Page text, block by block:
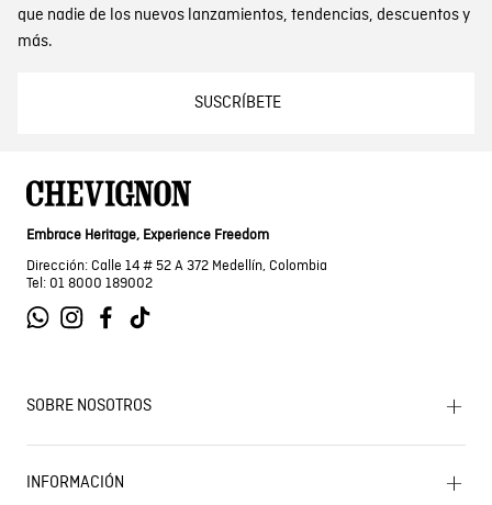
que nadie de los nuevos lanzamientos, tendencias, descuentos y
más.
SUSCRÍBETE
Embrace Heritage, Experience Freedom
Dirección: Calle 14 # 52 A 372 Medellín, Colombia
Tel: 01 8000 189002
SOBRE NOSOTROS
Encuentra tu tienda
Historia de la marca
INFORMACIÓN